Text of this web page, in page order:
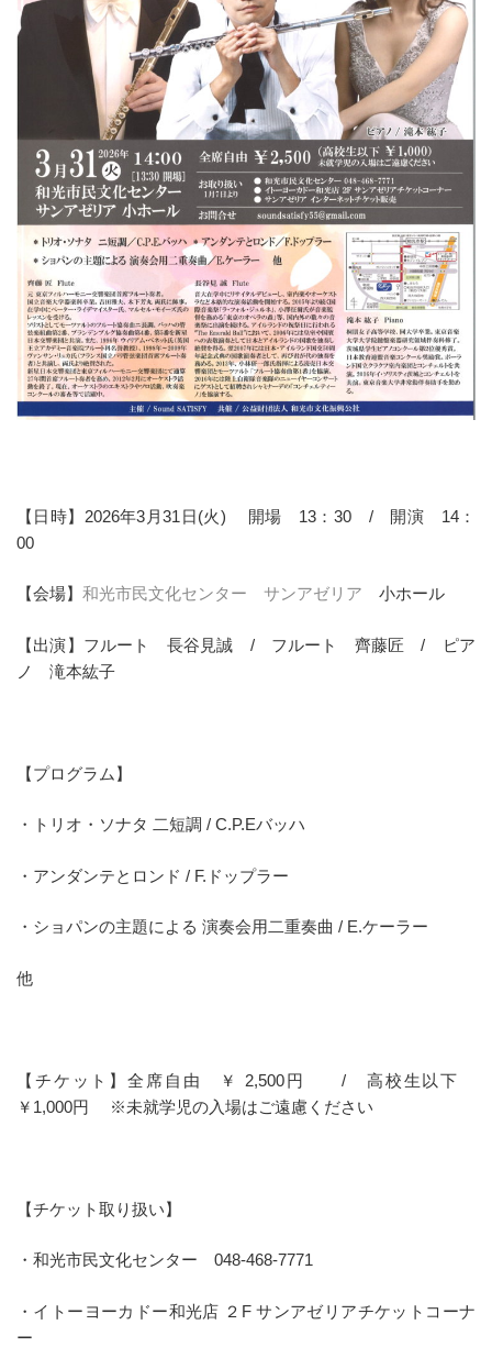
【日時】2026年3月31日(火) 開場 13：30 / 開演 14：
00
【会場】 和光市民文化センター サンアゼリア 小ホール
【出演】フルート 長谷見誠 / フルート 齊藤匠 / ピア
ノ 滝本紘子
【プログラム】
・トリオ・ソナタ 二短調 / C.P.Eバッハ
・アンダンテとロンド / F.ドップラー
・ショパンの主題による 演奏会用二重奏曲 / E.ケーラー
他
【チケット】全席自由 ￥ 2,500円 / 高校生以下
￥1,000円 ※未就学児の入場はご遠慮ください
【チケット取り扱い】
・和光市民文化センター 048-468-7771
・イトーヨーカドー和光店 ２F サンアゼリアチケットコーナ
ー